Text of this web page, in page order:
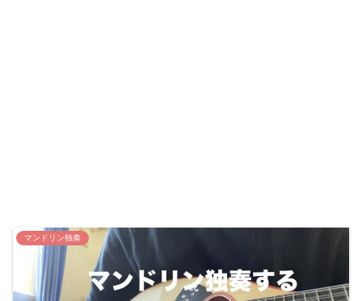
マンドリン独奏